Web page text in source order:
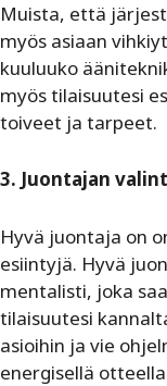
Muista, että
myös asiaan
kuuluuko
myös tilaisuutesi
toiveet ja tarpeet.
3. Juontajan
Hyvä juontaja on
esiintyjä. Hyvä
mentalisti, joka
tilaisuutesi
asioihin ja vie
energisellä